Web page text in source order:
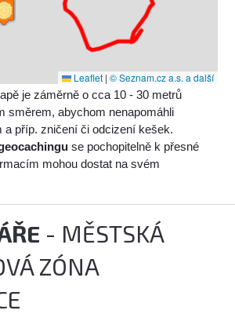
Leaflet | © Seznam.cz a.s. a další
je záměrně o cca 10 - 30 metrů
směrem, abychom nenapomáhli
a příp. zničení či odcizení kešek.
se pochopitelně k přesné
mohou dostat na svém
- MĚSTSKÁ
ZÓNA